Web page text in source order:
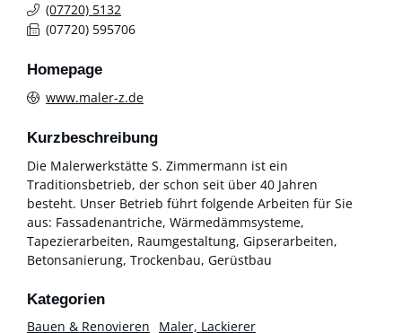
(07720) 5132
(07720) 595706
Homepage
www.maler-z.de
Kurzbeschreibung
Die Malerwerkstätte S. Zimmermann ist ein
Traditionsbetrieb, der schon seit über 40 Jahren
besteht. Unser Betrieb führt folgende Arbeiten für Sie
aus: Fassadenantriche, Wärmedämmsysteme,
Tapezierarbeiten, Raumgestaltung, Gipserarbeiten,
Betonsanierung, Trockenbau, Gerüstbau
Bauen & Renovieren Maler, Lackierer